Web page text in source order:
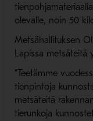
olevalle, noin 50
Metsähallituksen
Lapissa metsäteitä
”Teetämme
tienpintoja
metsäteitä
tierunkoja